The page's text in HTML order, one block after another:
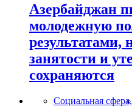
Азербайджан
молодежную
результатами,
занятости и
сохраняются
Социальная сфера,